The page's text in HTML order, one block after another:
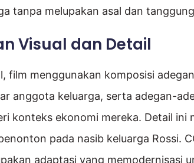
tanpa melupakan asal dan
Visual dan Detail
film menggunakan komposisi
anggota keluarga, serta adegan-
konteks ekonomi mereka. Detail ini
pada nasib keluarga Rossi.
adaptasi yang memodernisasi